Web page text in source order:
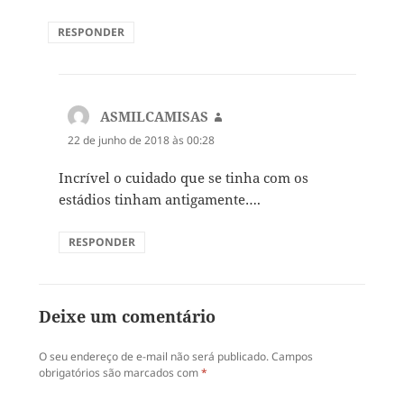
RESPONDER
ASMILCAMISAS
22 de junho de 2018 às 00:28
Incrível o cuidado que se tinha com os
estádios tinham antigamente….
RESPONDER
Deixe um comentário
O seu endereço de e-mail não será publicado.Campos
obrigatórios são marcados com*